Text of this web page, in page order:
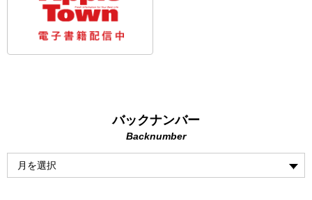
バックナンバー
Backnumber